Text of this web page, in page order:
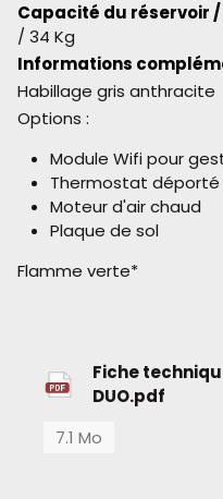
Capacité du réservoir
/ 34 Kg
Informations
Habillage gris anthracite
Options :
Module Wifi pour
Thermostat déporté
Moteur d'air chaud
Plaque de sol
Flamme verte*
Fiche
DUO.pdf
7.1 Mo